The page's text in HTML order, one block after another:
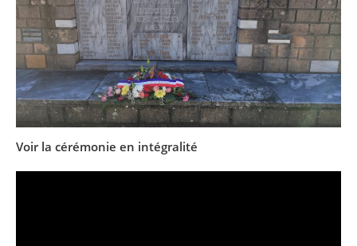
Voir la cérémonie en intégralité